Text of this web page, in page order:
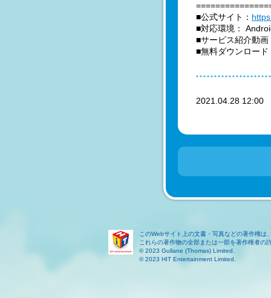
■公式サイト：
■対応環境：
■サービス紹介動画
■無料ダウンロー
2021.04.28
このWebサイト上の文書・写真などの著作権
これらの著作物の全部または一部を著作権者の
© 2023 Gullane (Thomas) Limited.
© 2023 HIT Entertainment Limited.